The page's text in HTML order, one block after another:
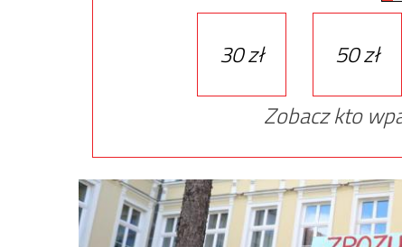
30 zł 50 zł
Zobacz kto